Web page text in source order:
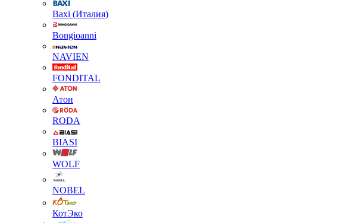
Baxi (Италия)
Вongioanni
NAVIEN
FONDITAL
Атон
RODA
BIASI
WOLF
NOBEL
КотЭко